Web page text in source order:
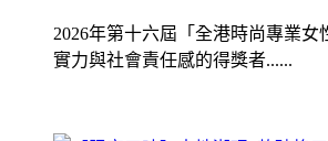
2026年第十六屆「全港時尚專業
實力與社會責任感的得獎者......